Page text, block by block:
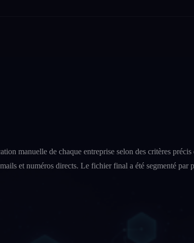
manuelle de chaque entreprise selon des critères
et numéros directs. Le fichier final a été segmenté par